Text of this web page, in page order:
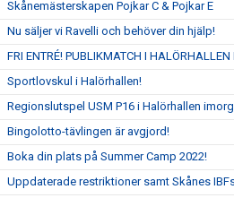
Skånemästerskapen Pojkar C & Pojkar E
Nu säljer vi Ravelli och behöver din hjälp!
FRI ENTRÉ! PUBLIKMATCH I HALÖRHALLEN
Sportlovskul i Halörhallen!
Regionslutspel USM P16 i Halörhallen
Bingolotto-tävlingen är avgjord!
Boka din plats på Summer Camp 2022!
Uppdaterade restriktioner samt Skånes